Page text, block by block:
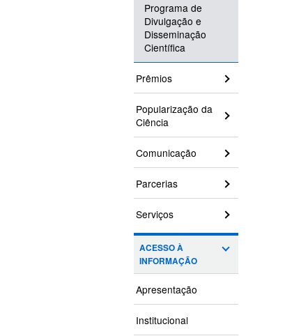
Programa de
Divulgação e
Disseminação
Científica
Prêmios
Popularização da
Ciência
Comunicação
Parcerias
Serviços
ACESSO À
INFORMAÇÃO
Apresentação
Institucional